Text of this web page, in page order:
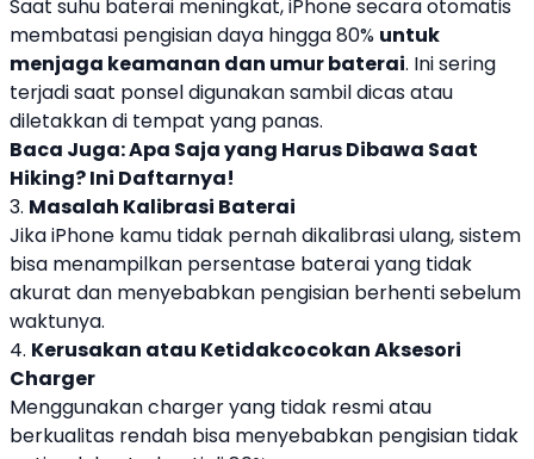
Saat suhu baterai meningkat, iPhone secara otomatis
membatasi pengisian daya hingga 80% untuk
menjaga keamanan dan umur baterai. Ini sering
terjadi saat ponsel digunakan sambil dicas atau
diletakkan di tempat yang panas.
Baca Juga:Apa Saja yang Harus Dibawa Saat
Hiking? Ini Daftarnya!
3. Masalah Kalibrasi Baterai
Jika iPhone kamu tidak pernah dikalibrasi ulang, sistem
bisa menampilkan persentase baterai yang tidak
akurat dan menyebabkan pengisian berhenti sebelum
waktunya.
4. Kerusakan atau Ketidakcocokan Aksesori
Charger
Menggunakan charger yang tidak resmi atau
berkualitas rendah bisa menyebabkan pengisian tidak